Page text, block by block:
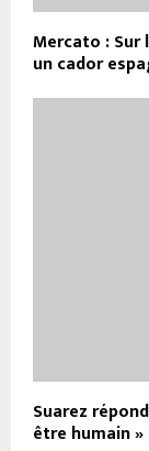
Mercato : Sur
un cador
Suarez
être humain »